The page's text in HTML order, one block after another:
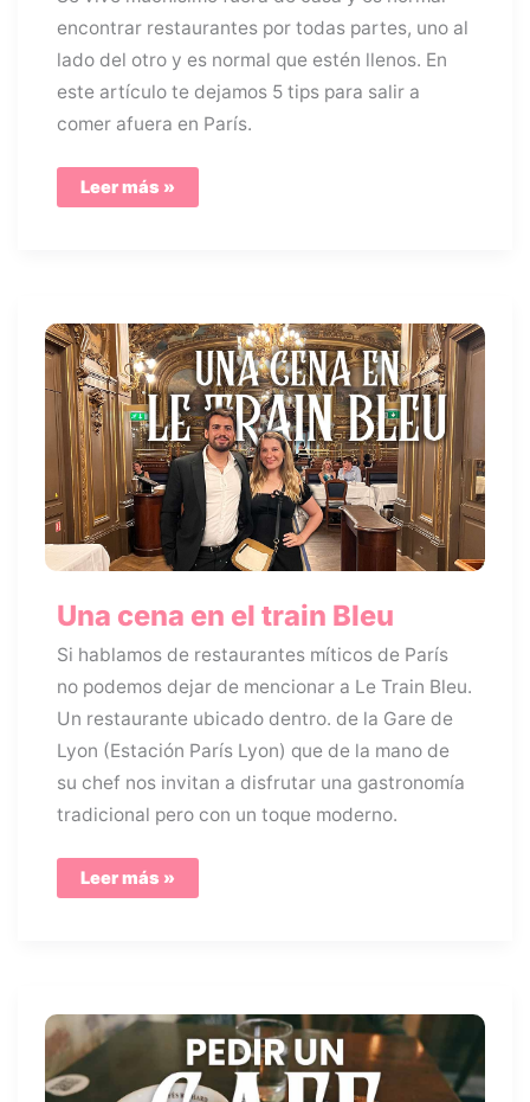
encontrar restaurantes por todas partes, uno al
lado del otro y es normal que estén llenos. En
este artículo te dejamos 5 tips para salir a
comer afuera en París.
5
Tips
Leer más »
Una cena en el train Bleu
Si hablamos de restaurantes míticos de París
no podemos dejar de mencionar a Le Train Bleu.
Un restaurante ubicado dentro. de la Gare de
Lyon (Estación París Lyon) que de la mano de
su chef nos invitan a disfrutar una gastronomía
tradicional pero con un toque moderno.
Una
cena
Leer más »